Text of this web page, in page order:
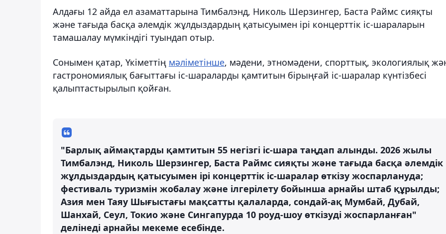
Алдағы 12 айда ел азаматтарына Тимбалэнд, Николь Шерзингер, Баста Раймс сияқты
және тағыда басқа әлемдік жұлдыздардың қатысуымен ірі концерттік іс-шараларын
тамашалау мүмкіндігі туындап отыр.
Сонымен қатар, Үкіметтің мәліметінше, мәдени, этномәдени, спорттық, экологиялық
гастрономиялық бағыттағы іс-шараларды қамтитын бірыңғай іс-шаралар күнтізбесі
қалыптастырылып қойған.
"Барлық аймақтарды қамтитын 55 негізгі іс-шара таңдап алынды. 2026 жылы
Тимбалэнд, Николь Шерзингер, Баста Раймс сияқты және тағыда басқа әлемдік
жұлдыздардың қатысуымен ірі концерттік іс-шаралар өткізу жоспарлануда;
фестиваль туризмін жобалау және ілгерілету бойынша арнайы штаб құрылды;
Азия мен Таяу Шығыстағы мақсатты қалаларда, сондай-ақ Мумбай, Дубай,
Шанхай, Сеул, Токио және Сингапурда 10 роуд-шоу өткізуді жоспарланған"
делінеді арнайы мекеме есебінде.